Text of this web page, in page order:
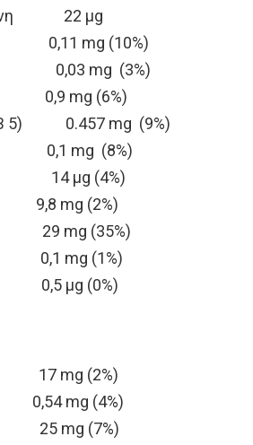
22 μg
0,11 mg (10%)
2) 0,03 mg (3%)
mg (6%)
(Β 5) 0.457 mg (9%)
0,1 mg (8%)
14 μg (4%)
mg (2%)
mg (35%)
mg (1%)
μg (0%)
mg (2%)
mg (4%)
mg (7%)